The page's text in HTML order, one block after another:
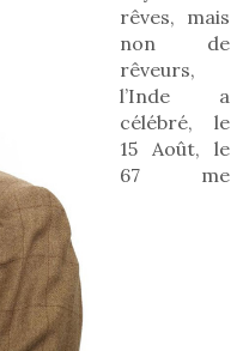
rêves, mais
non de
rêveurs,
l’Inde a
célébré, le
15 Août, le
67 me